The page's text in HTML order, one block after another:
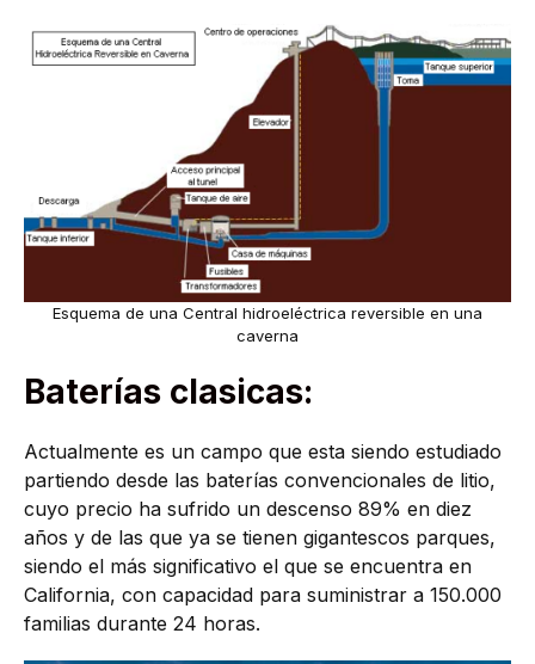
Esquema de una Central hidroeléctrica reversible en una
caverna
Baterías clasicas:
Actualmente es un campo que esta siendo estudiado
partiendo desde las baterías convencionales de litio,
cuyo precio ha sufrido un descenso 89% en diez
años y de las que ya se tienen gigantescos parques,
siendo el más significativo el que se encuentra en
California, con capacidad para suministrar a 150.000
familias durante 24 horas.